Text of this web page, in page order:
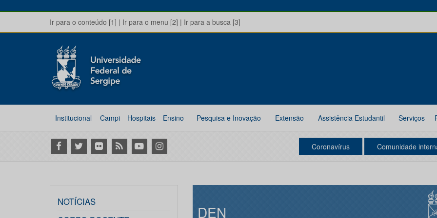
Ir para o conteúdo [1] | Ir para o menu [2] | Ir para a busca [3]
Institucional Campi Hospitais Ensino Pesquisa e Inovação Extensão Assistência Estudantil Serviços
Facebook
Twitter Flickr RSS YoutubeInstagram Coronavírus Comunidade
NOTÍCIAS
DEN